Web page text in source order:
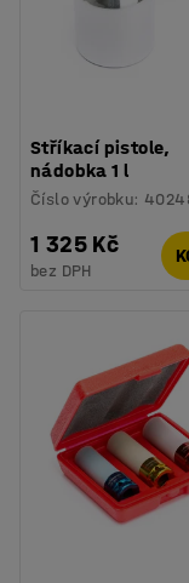
Stříkací pistole,
nádobka 1 l
Číslo výrobku:
1 325 Kč
bez DPH